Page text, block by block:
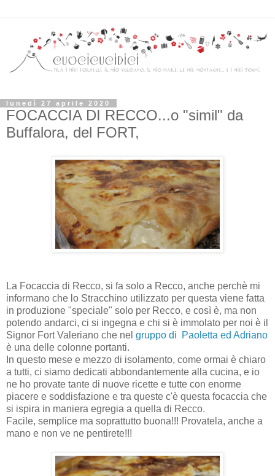
lunedì 27 aprile 2020
FOCACCIA DI RECCO...o "simil" da
Buffalora, del FORT,
La Focaccia di Recco, si fa solo a Recco, anche perchè mi
informano che lo Stracchino utilizzato per questa viene fatta
in produzione "speciale" solo per Recco, e così è, ma non
potendo andarci, ci si ingegna e chi si è immolato per noi è il
Signor Fort Valeriano che nel gruppo di Paoletta ed Adriano
è una delle colonne portanti.
In questo mese e mezzo di isolamento, come ormai è chiaro
a tutti, ci siamo dedicati abbondantemente alla cucina, e io
ne ho provate tante di nuove ricette e tutte con enorme
piacere e soddisfazione e tra queste c'è questa focaccia che
si ispira in maniera egregia a quella di Recco.
Facile, semplice ma soprattutto buona!!! Provatela, anche a
mano e non ve ne pentirete!!!